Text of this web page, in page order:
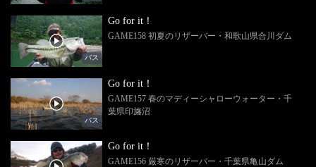
バス
Go for it！
GAME158 初夏のリザーバー・和歌山県合川ダム
バス
Go for it！
GAME157 春のマディーシャローウォーター・千
葉県印旛沼
Go for it！
GAME156 厳寒のリザーバー・千葉県亀山ダム